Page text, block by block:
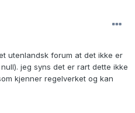
utenlandsk forum at det ikke er
jeg syns det er rart dette ikke
kjenner regelverket og kan